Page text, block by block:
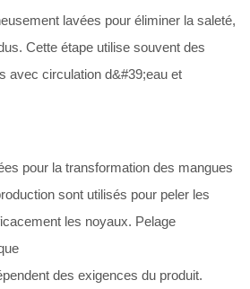
lavées pour éliminer la saleté,
Cette étape utilise souvent des
avec circulation d&#39;eau et
pour la transformation des mangues
sont utilisés pour peler les
les noyaux. Pelage
des exigences du produit.